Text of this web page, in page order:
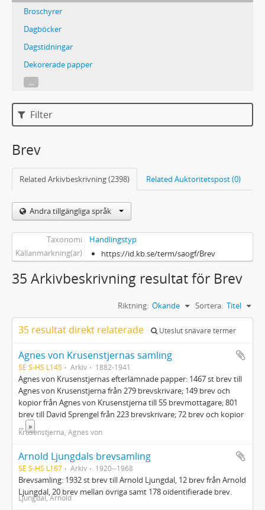
Broschyrer
Dagböcker
Dagstidningar
Dekorerade papper
...
Filter
Brev
Related Arkivbeskrivning (2398) Related Auktoritetspost (0)
Andra tillgängliga språk
Taxonomi
Handlingstyp
Källanmärkning(ar)
https://id.kb.se/term/saogf/Brev
35 Arkivbeskrivning resultat för Brev
Sortera: Titel
Riktning: Ökande
35 resultat direkt relaterade Uteslut snävare termer
Agnes von Krusenstjernas samling
SE S-HS L145 Arkiv 1882-1941
Agnes von Krusenstjernas efterlämnade papper: 1467 st brev till
Agnes von Krusenstjerna från 279 brevskrivare; 149 brev och
kopior från Agnes von Krusenstjerna till 55 brevmottagare; 801
brev till David Sprengel från 223 brevskrivare; 72 brev och kopior
... »
Krusenstjerna, Agnes von
Arnold Ljungdals brevsamling
SE S-HS L167 Arkiv 1920--1968
Brevsamling: 1932 st brev till Arnold Ljungdal, 12 brev från Arnold
Ljungdal, 20 brev mellan övriga samt 178 oidentifierade brev.
Ljungdal, Arnold